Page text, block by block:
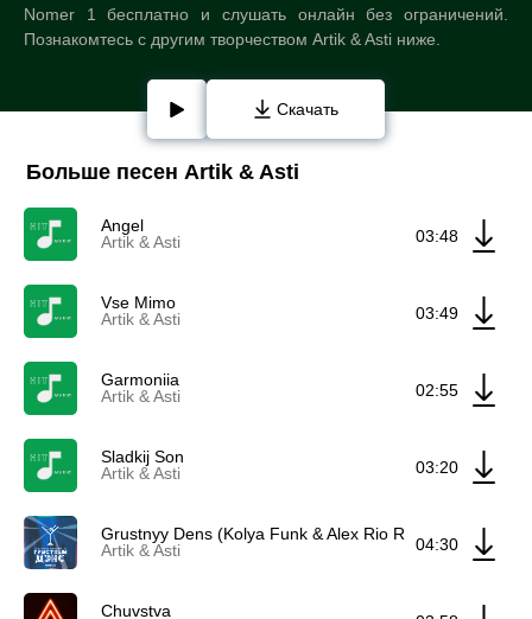
Nomer 1 бесплатно и слушать онлайн без ограничений.
Познакомтесь с другим творчеством Artik & Asti ниже.
Скачать
Больше песен Artik & Asti
Angel
Artik & Asti
03:48
Vse Mimo
Artik & Asti
03:49
Garmoniia
Artik & Asti
02:55
Sladkij Son
Artik & Asti
03:20
Grustnyy Dens (Kolya Funk & Alex Rio Remix) ft Artem
Artik & Asti
04:30
Chuvstva